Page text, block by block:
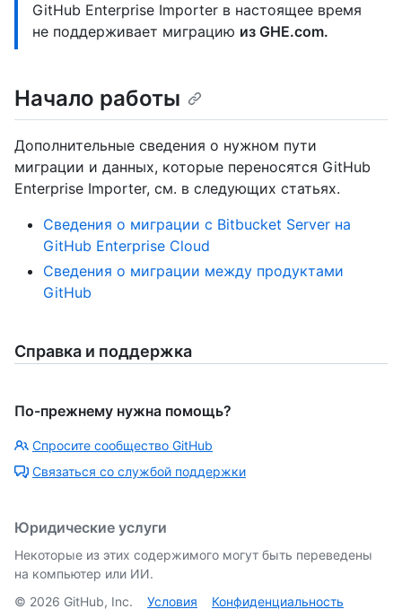
GitHub Enterprise Importer в настоящее время
не поддерживает миграцию из GHE.com.
Начало работы
Дополнительные сведения о нужном пути
миграции и данных, которые переносятся GitHub
Enterprise Importer, см. в следующих статьях.
Сведения о миграции с Bitbucket Server на
GitHub Enterprise Cloud
Сведения о миграции между продуктами
GitHub
Справка и поддержка
По-прежнему нужна помощь?
Спросите сообщество GitHub
Связаться со службой поддержки
Юридические услуги
Некоторые из этих содержимого могут быть переведены
на компьютер или ИИ.
© 2026 GitHub, Inc. Условия Конфиденциальность